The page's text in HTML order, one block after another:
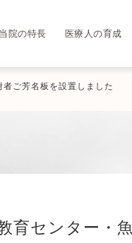
当院の特長 医療人の育成
ご芳名板を設置しました
育センター・